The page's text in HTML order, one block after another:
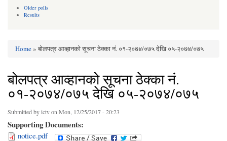
Older polls
Results
You are here
Home» बोलपत्र आव्हानको सूचना ठेक्का नं. ०१-२०७४/०७५ देखि ०५-२०७४/०७५
बोलपत्र आव्हानको सूचना ठेक्का नं.
०१-२०७४/०७५ देखि ०५-२०७४/०७५
Submitted byictvon Mon, 12/25/2017 - 20:23
Supporting Documents:
notice.pdf